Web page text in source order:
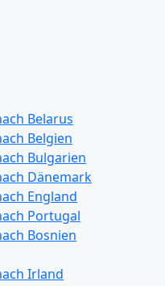
Belarus
Belgien
Bulgarien
Dänemark
England
Portugal
Bosnien
Irland